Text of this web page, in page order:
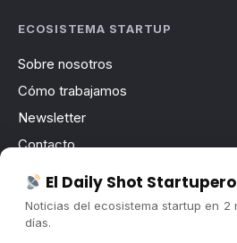
ECOSISTEMA STARTUP
Sobre nosotros
Cómo trabajamos
Newsletter
Contacto
Publicidad
Convocatorias
El Daily Shot Startupero
Noticias del ecosistema startup en 2
días.